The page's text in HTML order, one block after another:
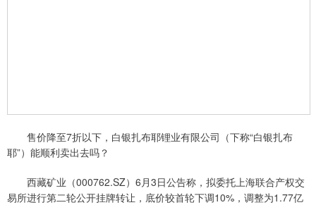
售价降至7折以下，白银扎布耶锂业有限公司（下称“白银扎布
耶”）能顺利卖出去吗？
西藏矿业（000762.SZ）6月3日公告称，拟委托上海联合产权交
易所进行第二轮公开挂牌转让，底价较首轮下调10%，调整为1.77亿